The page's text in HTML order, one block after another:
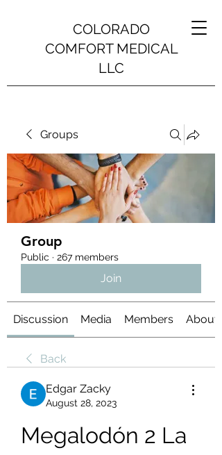
COLORADO
COMFORT MEDICAL
LLC
Groups
Group
Public · 267 members
Join
Discussion Media Members About
Back
Edgar Zacky
August 28, 2023
Megalodón 2 La